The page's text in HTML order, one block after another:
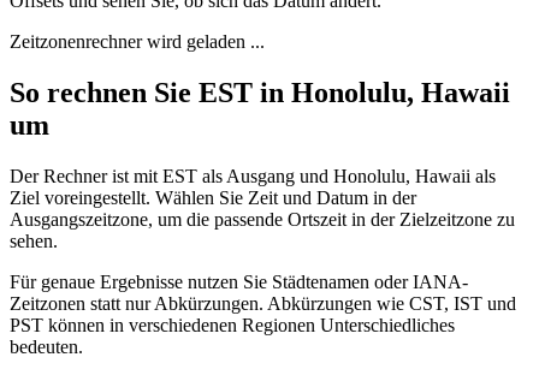
Zeitzonenrechner wird geladen ...
So rechnen Sie EST in Honolulu, Hawaii
um
Der Rechner ist mit EST als Ausgang und Honolulu, Hawaii als
Ziel voreingestellt. Wählen Sie Zeit und Datum in der
Ausgangszeitzone, um die passende Ortszeit in der Zielzeitzone zu
sehen.
Für genaue Ergebnisse nutzen Sie Städtenamen oder IANA-
Zeitzonen statt nur Abkürzungen. Abkürzungen wie CST, IST und
PST können in verschiedenen Regionen Unterschiedliches
bedeuten.